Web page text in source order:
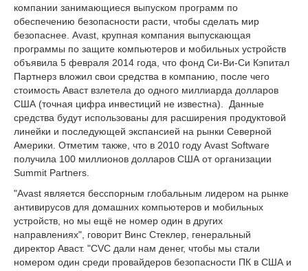
компании занимающиеся выпуском программ по
обеспечению безопасности расти, чтобы сделать мир
безопаснее. Avast, крупная компания выпускающая
программы по защите компьютеров и мобильных устройств
объявила 5 февраля 2014 года, что фонд Си-Ви-Си Кэпитал
Партнерз вложил свои средства в компанию, после чего
стоимость Аваст взлетела до одного миллиарда долларов
США (точная цифра инвестиций не известна). Данные
средства будут использованы для расширения продуктовой
линейки и последующей экспансией на рынки Северной
Америки. Отметим также, что в 2010 году Avast Software
получила 100 миллионов долларов США от организации
Summit Partners.
"Avast является бесспорным глобальным лидером на рынке
антивирусов для домашних компьютеров и мобильных
устройств, но мы ещё не номер один в других
направлениях", говорит Винс Стеклер, генеральный
директор Аваст. "CVC дали нам денег, чтобы мы стали
номером один среди провайдеров безопасности ПК в США и